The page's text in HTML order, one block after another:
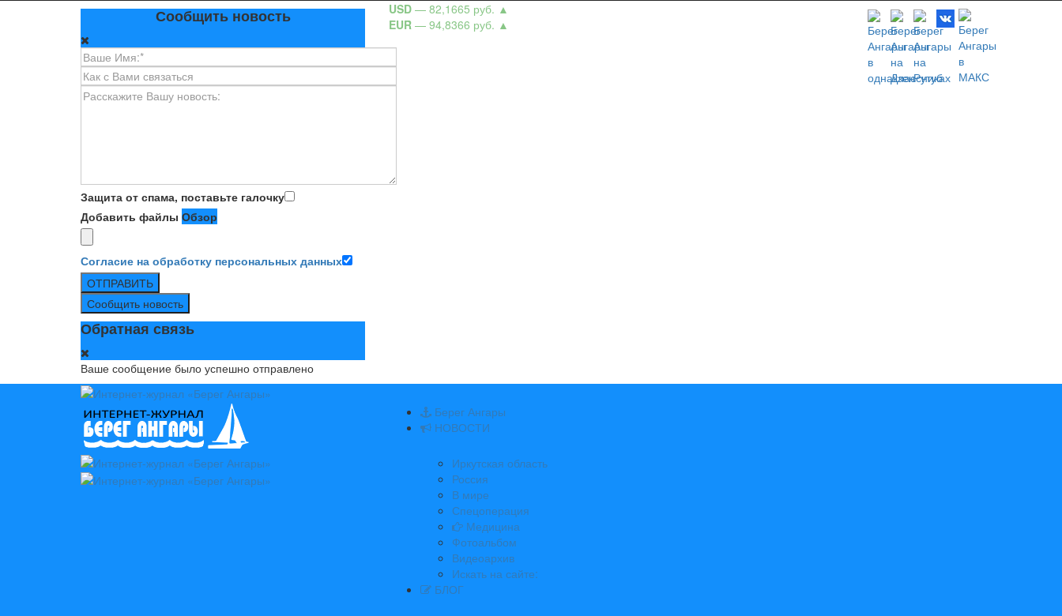
Сообщить новость
Защита от спама, поставьте галочку
Добавить файлы Обзор
Согласие на обработку персональных данных
ОТПРАВИТЬ
Сообщить новость
Обратная связь
Ваше сообщение было успешно отправлено
USD — 82,1665 руб. ▲
EUR — 94,8366 руб. ▲
Берег Ангары
НОВОСТИ
Иркутская область
Россия
В мире
Спецоперация
Медицина
Фотоальбом
Видеоархив
Искать на сайте:
БЛОГ